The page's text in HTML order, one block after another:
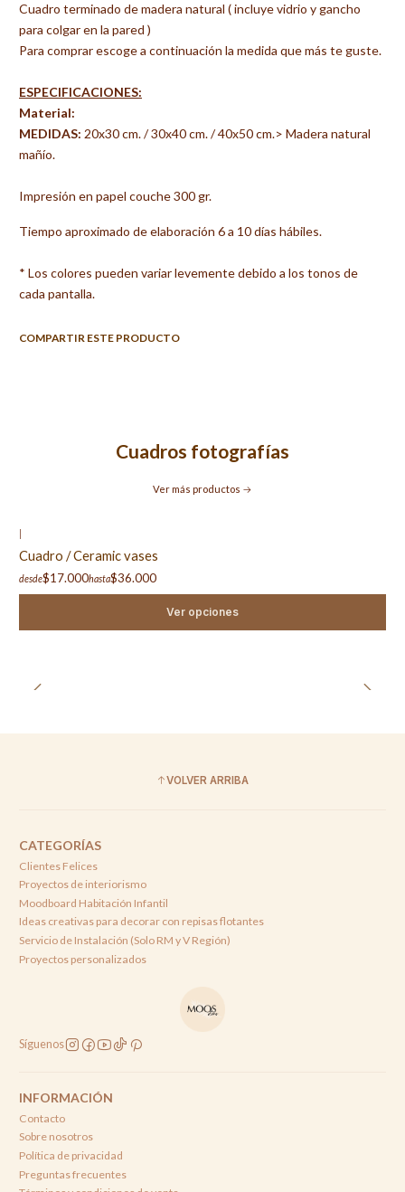
Cuadro terminado de madera natural ( incluye vidrio y gancho
para colgar en la pared )
Para comprar escoge a continuación la medida que más te guste.
ESPECIFICACIONES:
Material:
MEDIDAS: 20x30 cm. / 30x40 cm. / 40x50 cm.> Madera natural
mañío.
Impresión en papel couche 300 gr.
Tiempo aproximado de elaboración 6 a 10 días hábiles.
* Los colores pueden variar levemente debido a los tonos de
cada pantalla.
COMPARTIR ESTE PRODUCTO
Cuadros fotografías
Ver más productos
Cuadro / Ceramic vases
desde$17.000hasta$36.000
Ver opciones
VOLVER ARRIBA
CATEGORÍAS
Clientes Felices
Proyectos de interiorismo
Moodboard Habitación Infantil
Ideas creativas para decorar con repisas flotantes
Servicio de Instalación (Solo RM y V Región)
Proyectos personalizados
Síguenos
INFORMACIÓN
Contacto
Sobre nosotros
Política de privacidad
Preguntas frecuentes